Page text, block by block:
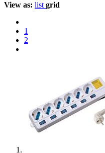
View as: list grid
1
2